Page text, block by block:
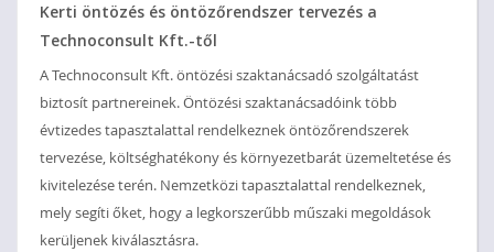
Kerti öntözés és öntözőrendszer tervezés a
Technoconsult Kft.-től
A Technoconsult Kft. öntözési szaktanácsadó szolgáltatást
biztosít partnereinek. Öntözési szaktanácsadóink több
évtizedes tapasztalattal rendelkeznek öntözőrendszerek
tervezése, költséghatékony és környezetbarát üzemeltetése és
kivitelezése terén. Nemzetközi tapasztalattal rendelkeznek,
mely segíti őket, hogy a legkorszerűbb műszaki megoldások
kerüljenek kiválasztásra.